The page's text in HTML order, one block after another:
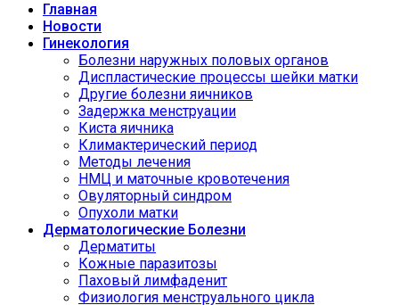
Главная
Новости
Гинекология
Болезни наружных половых органов
Диспластические процессы шейки матки
Другие болезни яичников
Задержка менструации
Киста яичника
Климактерический период
Методы лечения
НМЦ и маточные кровотечения
Овуляторный синдром
Опухоли матки
Дерматологические Болезни
Дерматиты
Кожные паразитозы
Паховый лимфаденит
Физиология менструального цикла